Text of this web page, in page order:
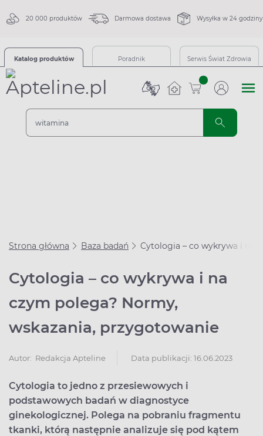
20 000 produktów Darmowa dostawa Wysyłka w 24 godziny
Katalog produktów Poradnik Serwis Świat Zdrowia
sztuk
Strona główna Baza badań Cytologia – co wykrywa i na
Cytologia – co wykrywa i na
czym polega? Normy,
wskazania, przygotowanie
Autor: Redakcja Apteline Data publikacji: 16.06.2023
Cytologia to jedno z przesiewowych i
podstawowych badań w diagnostyce
ginekologicznej. Polega na pobraniu fragmentu
tkanki, którą następnie analizuje się pod kątem